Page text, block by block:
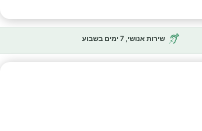
שירות אנושי, 7 ימים בשבוע